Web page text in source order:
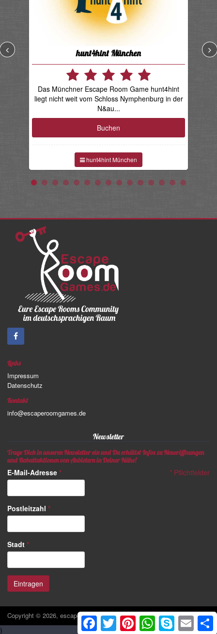
hunt4hint München
Das Münchner Escape Room Game hunt4hint
liegt nicht weit vom Schloss Nymphenburg in der
N&au...
Buchen
hunt4hint München
Links
Impressum
Datenschutz
Kontakt
info@escaperoomgames.de
Newsletter
Trage Dich in unseren Newsletter ein und Du erhältst Infos zu Neueröffnungen
und Rabattaktionen von Anbietern in Deiner Nähe!
* Pflichtfelder
E-Mail-Adresse *
Postleitzahl *
Stadt *
Copyright © 2026, escaperoomgames.de
)
FacebookTwitter PinterestWhatsApp
Skype Email